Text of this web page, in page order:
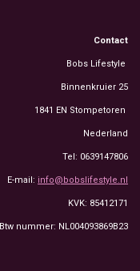
Contact
Bobs Lifestyle
Binnenkruier 25
1841 EN Stompetoren
Nederland
Tel: 0639147806
E-mail: info@bobslifestyle.nl
KVK: 85412171
Btw nummer: NL004093869B23